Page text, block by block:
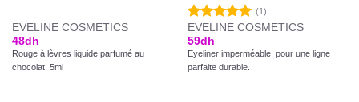
EVELINE COSMETICS
48dh
Rouge à lèvres liquide parfumé au
chocolat. 5ml
Note5.00
sur 5
(1)
EVELINE COSMETICS
59dh
Eyeliner imperméable. pour une ligne
parfaite durable.